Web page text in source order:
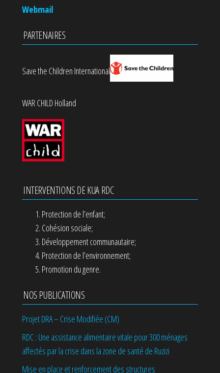
Webmail
PARTENAIRES
Save the Children International
WAR CHILD Holland
INTERVENTIONS DE KUA RDC
Protection de l’enfant;
Cohésion sociale;
Développement communautaire;
Protection de l’environnement;
Promotion du genre.
NOS PUBLICATIONS
Projet DRA – Crise Modifiée (CM)
RDC : Une assistance alimentaire vitale pour 300 ménages
affectés par la crise dans la zone de santé de Ruzizi
Mise en place et renforcement des structures